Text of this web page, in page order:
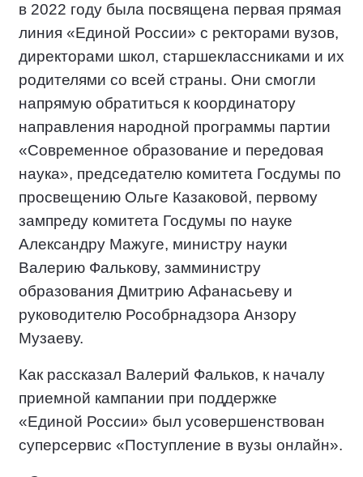
в 2022 году была посвящена первая прямая
линия «Единой России» с ректорами вузов,
директорами школ, старшеклассниками и их
родителями со всей страны. Они смогли
напрямую обратиться к координатору
направления народной программы партии
«Современное образование и передовая
наука», председателю комитета Госдумы по
просвещению Ольге Казаковой, первому
зампреду комитета Госдумы по науке
Александру Мажуге, министру науки
Валерию Фалькову, замминистру
образования Дмитрию Афанасьеву и
руководителю Рособрнадзора Анзору
Музаеву.
Как рассказал Валерий Фальков, к началу
приемной кампании при поддержке
«Единой России» был усовершенствован
суперсервис «Поступление в вузы онлайн».